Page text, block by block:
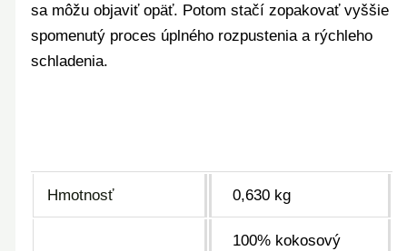
sa môžu objaviť opäť. Potom stačí zopakovať vyššie
spomenutý proces úplného rozpustenia a rýchleho
schladenia.
Hmotnosť 0,630 kg
100% kokosový